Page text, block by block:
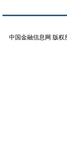
中国金融信息网 版权